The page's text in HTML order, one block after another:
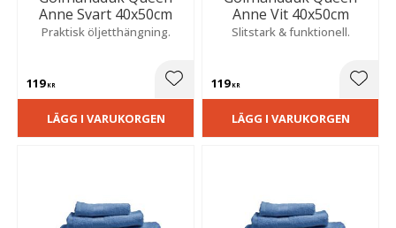
Anne Svart 40x50cm
Praktisk öljetthängning.
119KR Lägg till i favoriter
LÄGG I VARUKORGEN
Anne Vit 40x50cm
Slitstark & funktionell.
119KR
LÄGG I VARUKORGEN